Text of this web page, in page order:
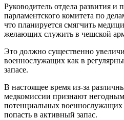
Руководитель отдела развития и
парламентского комитета по
что планируется смягчить
желающих служить в чешской
Это должно существенно
военнослужащих как в
запасе.
В настоящее время из-за
медкомиссии признают
потенциальных военнослужащих
попасть в активный запас.